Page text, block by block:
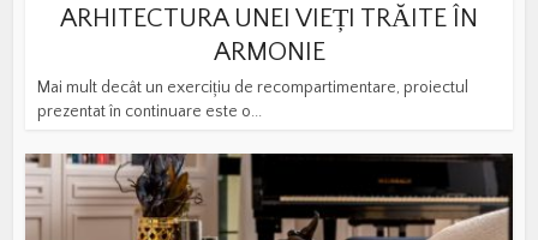
ARHITECTURA UNEI VIEȚI TRĂITE ÎN
ARMONIE
Mai mult decât un exercițiu de recompartimentare, proiectul
prezentat în continuare este o...